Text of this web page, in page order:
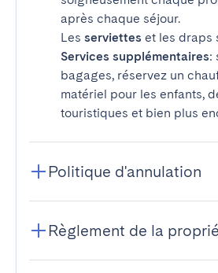
après chaque séjour.
Les serviettes et les draps
Services supplémentaires:
bagages, réservez un
matériel pour les enfants,
touristiques et bien plus
Politique d'annulation
Règlement de la